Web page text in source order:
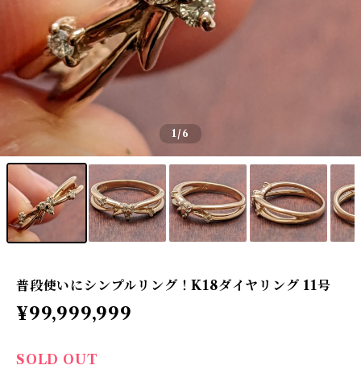
1/6
普段使いにシンプルリング！K18ダイヤリング 11号
¥99,999,999
SOLD OUT